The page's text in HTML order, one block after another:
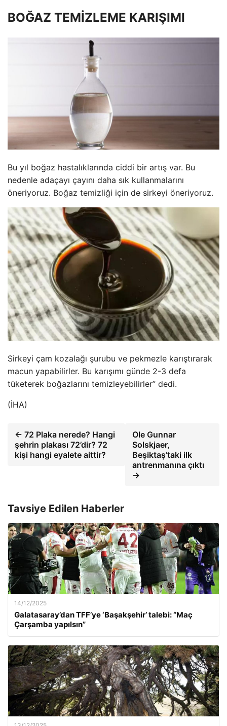
BOĞAZ TEMİZLEME KARIŞIMI
Bu yıl boğaz hastalıklarında ciddi bir artış var. Bu
nedenle adaçayı çayını daha sık kullanmalarını
öneriyoruz. Boğaz temizliği için de sirkeyi öneriyoruz.
Sirkeyi çam kozalağı şurubu ve pekmezle karıştırarak
macun yapabilirler. Bu karışımı günde 2-3 defa
tüketerek boğazlarını temizleyebilirler” dedi.
(İHA)
← 72 Plaka nerede? Hangi
şehrin plakası 72’dir? 72
kişi hangi eyalete aittir?
Ole Gunnar
Solskjaer,
Beşiktaş’taki ilk
antrenmanına çıktı
→
Tavsiye Edilen Haberler
14/12/2025
Galatasaray’dan TFF’ye ‘Başakşehir’ talebi: “Maç
Çarşamba yapılsın”